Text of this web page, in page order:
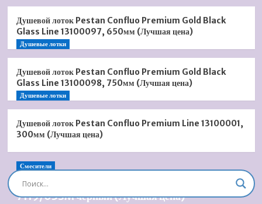
Душевой лоток Pestan Confluo Premium Gold Black
Glass Line 13100097, 650мм (Лучшая цена)
Душевые лотки
Душевой лоток Pestan Confluo Premium Gold Black
Glass Line 13100098, 750мм (Лучшая цена)
Душевые лотки
Душевой лоток Pestan Confluo Premium Line 13100001,
300мм (Лучшая цена)
Смесители
Душевая система встроенная Timo Briana SX-
7119/03SM черный (Лучшая цена)